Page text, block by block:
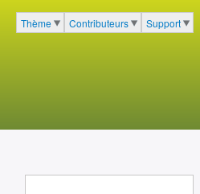
Menu du portail à 3 entrées
Thème Contributeurs Support